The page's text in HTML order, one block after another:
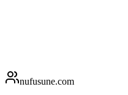
nufusune.com